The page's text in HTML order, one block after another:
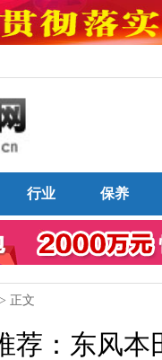
行业 保养
> 正文
荐：东风